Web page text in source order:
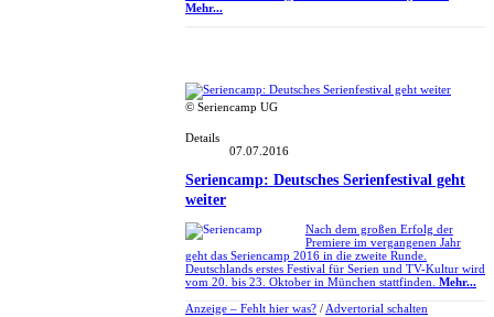
Mehr...
© Seriencamp UG
Details
07.07.2016
Seriencamp: Deutsches Serienfestival geht
weiter
Nach dem großen Erfolg der
Premiere im vergangenen Jahr
geht das Seriencamp 2016 in die zweite Runde.
Deutschlands erstes Festival für Serien und TV-Kultur wird
vom 20. bis 23. Oktober in München stattfinden. Mehr...
Anzeige – Fehlt hier was? / Advertorial schalten